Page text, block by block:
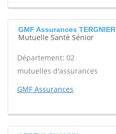
GMF Assurances TERGNIER
Mutuelle Santé Sénior
Département: 02
mutuelles d'assurances
GMF Assurances